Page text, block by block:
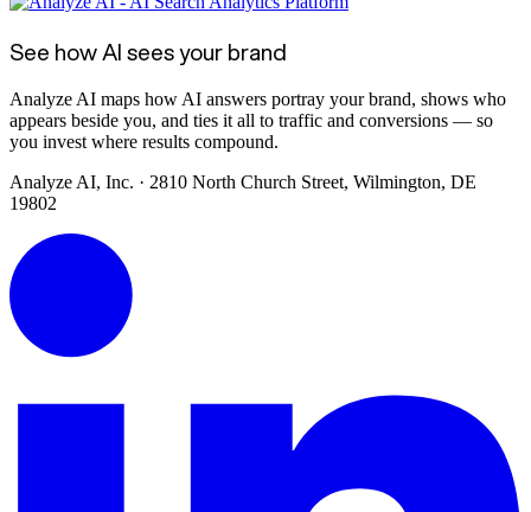
See how AI sees your brand
Analyze AI maps how AI answers portray your brand, shows who
appears beside you, and ties it all to traffic and conversions — so
you invest where results compound.
Analyze AI, Inc. · 2810 North Church Street, Wilmington, DE
19802